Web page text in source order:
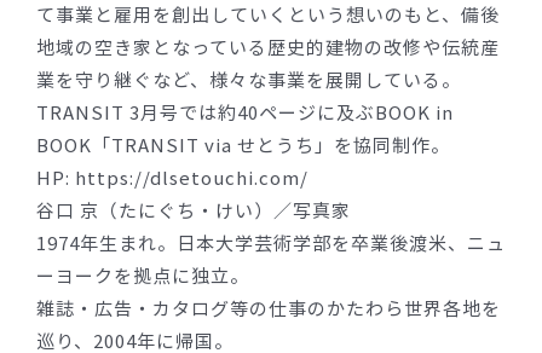
て事業と雇用を創出していくという想いのもと、備後
地域の空き家となっている歴史的建物の改修や伝統産
業を守り継ぐなど、様々な事業を展開している。
TRANSIT 3月号では約40ページに及ぶBOOK in
BOOK「TRANSIT via せとうち」を協同制作。
HP: https://dlsetouchi.com/
谷口 京（たにぐち・けい）／写真家
1974年生まれ。日本大学芸術学部を卒業後渡米、ニュ
ーヨークを拠点に独立。
雑誌・広告・カタログ等の仕事のかたわら世界各地を
巡り、2004年に帰国。